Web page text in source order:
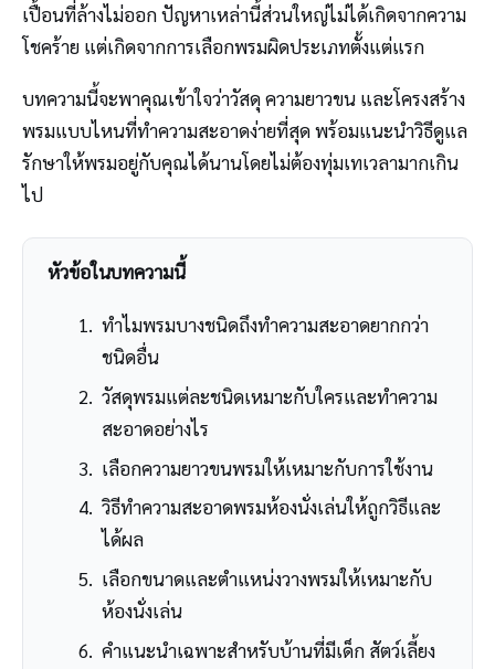
เปื้อนที่ล้างไม่ออก ปัญหาเหล่านี้ส่วนใหญ่ไม่ได้เกิดจากความ
โชคร้าย แต่เกิดจากการเลือกพรมผิดประเภทตั้งแต่แรก
บทความนี้จะพาคุณเข้าใจว่าวัสดุ ความยาวขน และโครงสร้าง
พรมแบบไหนที่ทำความสะอาดง่ายที่สุด พร้อมแนะนำวิธีดูแล
รักษาให้พรมอยู่กับคุณได้นานโดยไม่ต้องทุ่มเทเวลามากเกิน
ไป
หัวข้อในบทความนี้
ทำไมพรมบางชนิดถึงทำความสะอาดยากกว่า
ชนิดอื่น
วัสดุพรมแต่ละชนิดเหมาะกับใครและทำความ
สะอาดอย่างไร
เลือกความยาวขนพรมให้เหมาะกับการใช้งาน
วิธีทำความสะอาดพรมห้องนั่งเล่นให้ถูกวิธีและ
ได้ผล
เลือกขนาดและตำแหน่งวางพรมให้เหมาะกับ
ห้องนั่งเล่น
คำแนะนำเฉพาะสำหรับบ้านที่มีเด็ก สัตว์เลี้ยง